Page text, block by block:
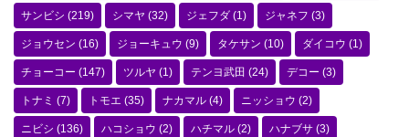
サンビシ (219) シマヤ (32) ジェフダ (1) ジャネフ (3)
ジョウセン (16) ジョーキュウ (9) タケサン (10) ダイコウ (1)
チョーコー (147) ツルヤ (1) テンヨ武田 (24) デコー (3)
トナミ (7) トモエ (35) ナカマル (4) ニッショウ (2)
ニビシ (136) ハコショウ (2) ハチマル (2) ハナブサ (3)